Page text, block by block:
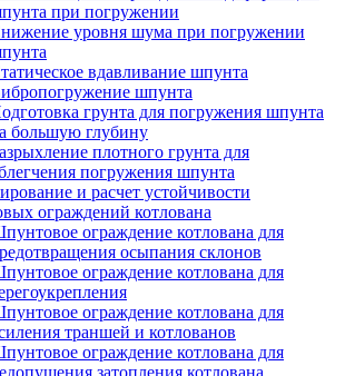
при погружении
уровня шума при погружении
вдавливание шпунта
шпунта
грунта для погружения шпунта
большую глубину
плотного грунта для
погружения шпунта
и расчет устойчивости
ограждений котлована
ограждение котлована для
осыпания склонов
ограждение котлована для
ограждение котлована для
траншей и котлованов
ограждение котлована для
затопления котлована